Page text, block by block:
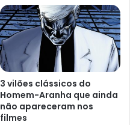
3 vilões clássicos do
Homem-Aranha que ainda
não apareceram nos
filmes